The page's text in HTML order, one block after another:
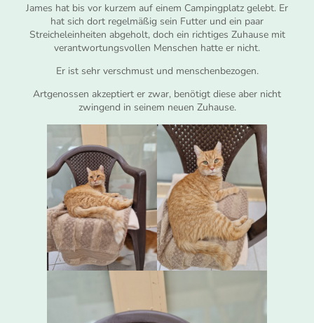
James hat bis vor kurzem auf einem Campingplatz gelebt. Er
hat sich dort regelmäßig sein Futter und ein paar
Streicheleinheiten abgeholt, doch ein richtiges Zuhause mit
verantwortungsvollen Menschen hatte er nicht.
Er ist sehr verschmust und menschenbezogen.
Artgenossen akzeptiert er zwar, benötigt diese aber nicht
zwingend in seinem neuen Zuhause.